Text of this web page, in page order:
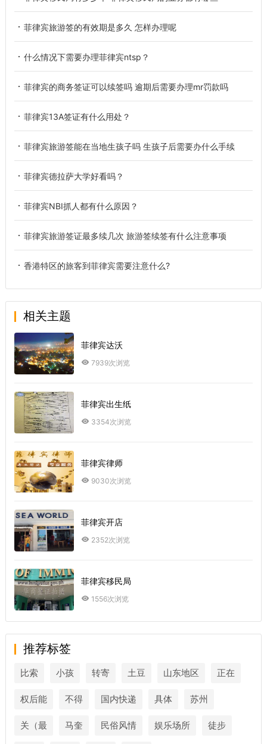
菲律宾旅游签的有效期是多久 怎样办理呢
什么情况下需要办理菲律宾ntsp？
菲律宾的商务签证可以续签吗 逾期后需要办理mr罚款吗
菲律宾13A签证有什么用处？
菲律宾旅游签能在当地生孩子吗 生孩子后需要办什么手续
菲律宾德拉萨大学好看吗？
菲律宾NBI抓人都有什么原因？
菲律宾旅游签证最多续几次 旅游签续签有什么注意事项
香港特区的旅客到菲律宾需要注意什么?
相关主题
菲律宾达沃
7939次浏览
菲律宾出生纸
3354次浏览
菲律宾律师
9030次浏览
菲律宾开店
2352次浏览
菲律宾移民局
1556次浏览
推荐标签
比索 小孩 转寄 土豆 山东地区 正在
权后能 不得 国内快递 具体 苏州
关（最 马奎 民俗风情 娱乐场所 徒步